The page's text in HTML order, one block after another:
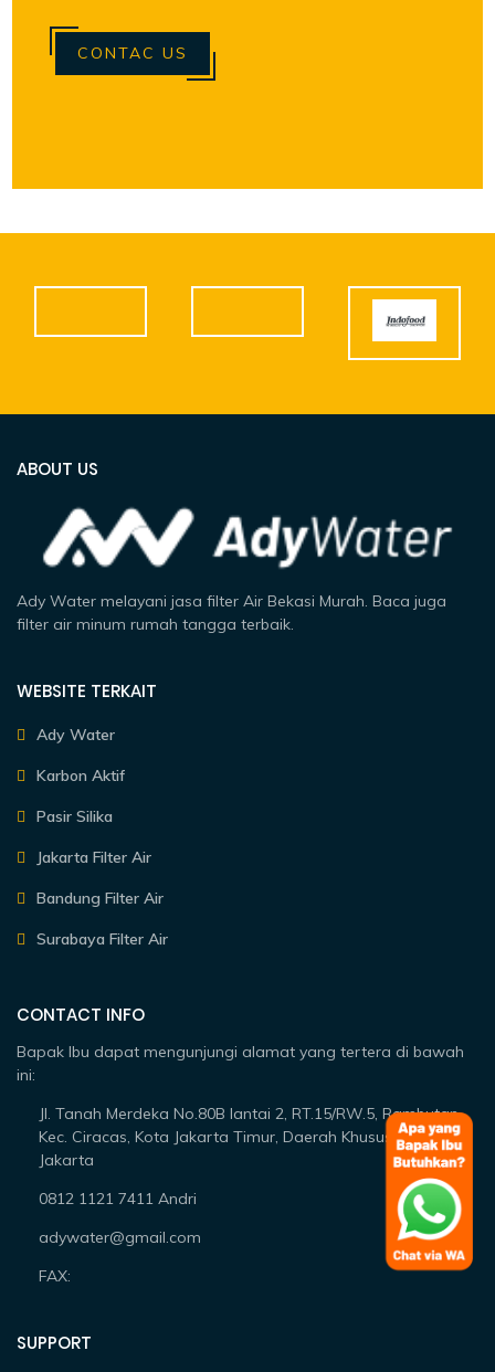
CONTAC US
ABOUT US
Ady Water melayani jasa filter Air Bekasi Murah. Baca juga
filter air minum rumah tangga terbaik.
WEBSITE TERKAIT
Ady Water
Karbon Aktif
Pasir Silika
Jakarta Filter Air
Bandung Filter Air
Surabaya Filter Air
CONTACT INFO
Bapak Ibu dapat mengunjungi alamat yang tertera di bawah
ini:
Jl. Tanah Merdeka No.80B lantai 2, RT.15/RW.5, Rambutan,
Kec. Ciracas, Kota Jakarta Timur, Daerah Khusus Ibukota
Jakarta
0812 1121 7411 Andri
adywater@gmail.com
FAX:
SUPPORT